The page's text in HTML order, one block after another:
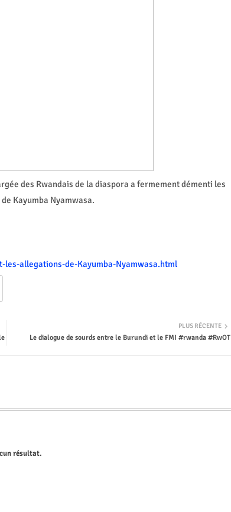
des Rwandais de la diaspora a fermement démenti les
Kayumba Nyamwasa.
allegations-de-Kayumba-Nyamwasa.html
PLUS RÉCENTE
Le dialogue de sourds entre le Burundi et le FMI #rwanda #RwOT
résultat.